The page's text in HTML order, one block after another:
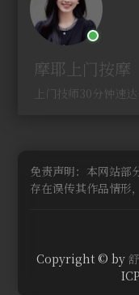
摩耶上门按摩
免责声明：本网站部
存在误传其作品情形
Copyright © by